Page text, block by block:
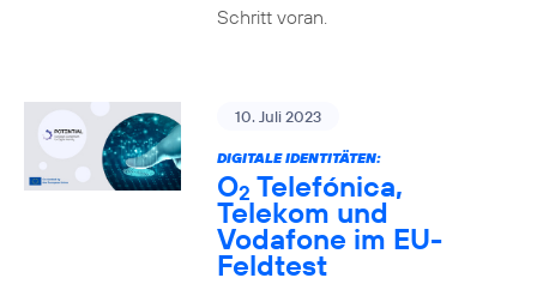
Schritt voran.
10. Juli 2023
DIGITALE IDENTITÄTEN:
O2 Telefónica,
Telekom und
Vodafone im EU-
Feldtest